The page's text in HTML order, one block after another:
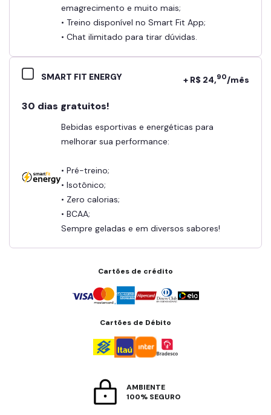
emagrecimento e muito mais;
• Treino disponível no Smart Fit App;
• Chat ilimitado para tirar dúvidas.
SMART FIT ENERGY + R$ 24,90/mês
30 dias gratuitos!
Bebidas esportivas e energéticas para
melhorar sua performance:
• Pré-treino;
• Isotônico;
• Zero calorias;
• BCAA;
Sempre geladas e em diversos sabores!
Cartões de crédito
Cartões de Débito
AMBIENTE
100% SEGURO